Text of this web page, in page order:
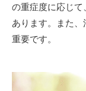
の重症度に応じ
あります。また
重要です。